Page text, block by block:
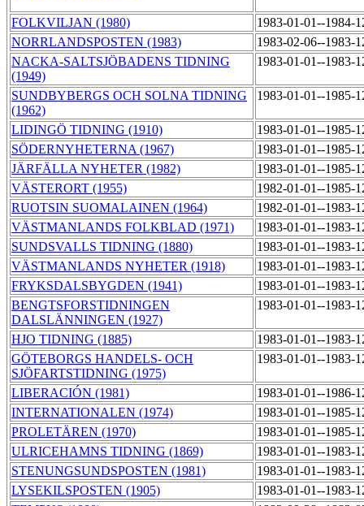
FOLKVILJAN (1980)
1983-01-01--1984-
NORRLANDSPOSTEN (1983)
1983-02-06--1983-
NACKA-SALTSJÖBADENS TIDNING
(1949)
1983-01-01--1983-
SUNDBYBERGS OCH SOLNA TIDNING
(1962)
1983-01-01--1985-
LIDINGÖ TIDNING (1910)
1983-01-01--1985-
SÖDERNYHETERNA (1967)
1983-01-01--1985-
JÄRFÄLLA NYHETER (1982)
1983-01-01--1985-
VÄSTERORT (1955)
1982-01-01--1985-
RUOTSIN SUOMALAINEN (1964)
1982-01-01--1983-
VÄSTMANLANDS FOLKBLAD (1971)
1983-01-01--1983-
SUNDSVALLS TIDNING (1880)
1983-01-01--1983-
VÄSTMANLANDS NYHETER (1918)
1983-01-01--1983-
FRYKSDALSBYGDEN (1941)
1983-01-01--1983-
BENGTSFORSTIDNINGEN
DALSLÄNNINGEN (1927)
1983-01-01--1983-
HJO TIDNING (1885)
1983-01-01--1983-
GÖTEBORGS HANDELS- OCH
SJÖFARTSTIDNING (1975)
1983-01-01--1983-
LIBERACIÓN (1981)
1983-01-01--1986-
INTERNATIONALEN (1974)
1983-01-01--1985-
PROLETÄREN (1970)
1983-01-01--1985-
ULRICEHAMNS TIDNING (1869)
1983-01-01--1983-
STENUNGSUNDSPOSTEN (1981)
1983-01-01--1983-
LYSEKILSPOSTEN (1905)
1983-01-01--1983-